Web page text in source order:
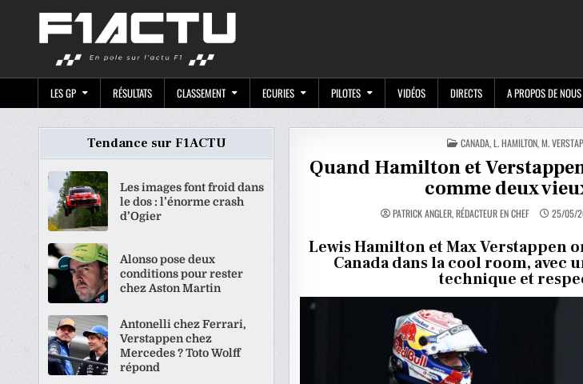
LES GP RÉSULTATS CLASSEMENT ECURIES PILOTES VIDÉOS DIRECTS A PROPOS DE NOUS
POSTED
IN
CANADA,L. HAMILTON,M.
Quand Hamilton et
comme deux
PATRICK ANGLER, RÉDACTEUR EN CHEF 25/05/
Lewis Hamilton et Max Verstappen
Canada dans la cool room, avec
technique et
Tendance sur F1ACTU
Les images font froid dans
le dos : l’énorme crash
d’Ogier
Alonso pose deux
conditions pour rester
chez Aston Martin
Antonelli chez Ferrari,
Verstappen chez
Mercedes ? Toto Wolff
répond